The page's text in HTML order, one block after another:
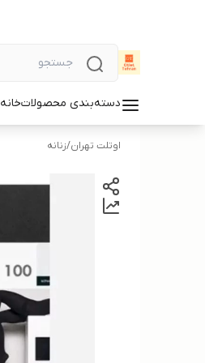
دسته‌بندی محصولاتخانه
اوتلت تهران/زنانه